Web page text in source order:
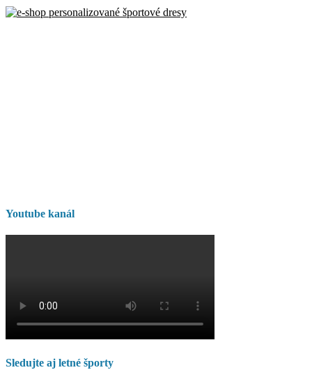
Youtube kanál
Sledujte aj letné športy